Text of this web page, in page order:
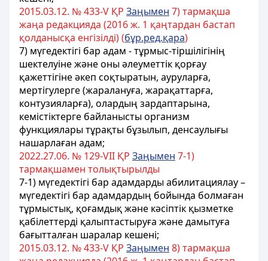
2015.03.12. № 433-V ҚР Заңымен 7) тармақша
жаңа редакцияда (2016 ж. 1 қаңтардан бастап
қолданысқа енгiзiлдi) (бұр.ред.қара)
7) мүгедектігі бар адам - тұрмыс-тіршілігінің
шектелуiне және оны әлеуметтiк қорғау
қажеттiгiне әкеп соқтыратын, ауруларға,
мертігулерге (жаралануға, жарақаттарға,
контузияларға), олардың зардаптарына,
кемiстiктерге байланысты организм
функциялары тұрақты бұзылып, денсаулығы
нашарлаған адам;
2022.27.06. № 129-VII ҚР Заңымен 7-1)
тармақшамен толықтырылды
7-1) мүгедектігі бар адамдарды абилитациялау –
мүгедектігі бар адамдардың бойында болмаған
тұрмыстық, қоғамдық және кәсіптік қызметке
қабілеттерді қалыптастыруға және дамытуға
бағытталған шаралар кешені;
2015.03.12. № 433-V ҚР Заңымен 8) тармақша